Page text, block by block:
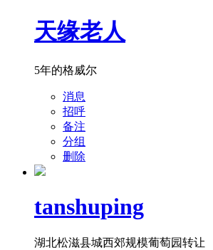
天缘老人
5年的格威尔
消息
招呼
备注
分组
删除
tanshuping
湖北松滋县城西郊规模葡萄园转让